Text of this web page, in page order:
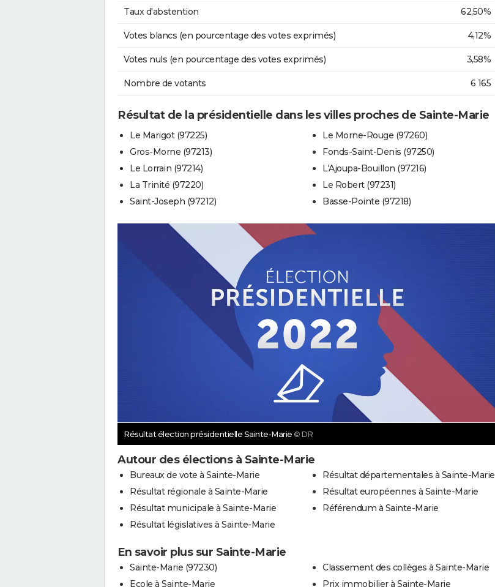
Taux d'abstention 62,50%
Votes blancs (en pourcentage des votes exprimés) 4,12%
Votes nuls (en pourcentage des votes exprimés) 3,58%
Nombre de votants 6 165
Résultat de la présidentielle dans les villes proches de Sainte-Marie
Le Marigot (97225)
Gros-Morne (97213)
Le Lorrain (97214)
La Trinité (97220)
Saint-Joseph (97212)
Le Morne-Rouge (97260)
Fonds-Saint-Denis (97250)
L'Ajoupa-Bouillon (97216)
Le Robert (97231)
Basse-Pointe (97218)
Résultat élection présidentielle Sainte-Marie © DR
Autour des élections à Sainte-Marie
Bureaux de vote à Sainte-Marie
Résultat régionale à Sainte-Marie
Résultat municipale à Sainte-Marie
Résultat législatives à Sainte-Marie
Résultat départementales à Sainte-Marie
Résultat européennes à Sainte-Marie
Référendum à Sainte-Marie
En savoir plus sur Sainte-Marie
Sainte-Marie (97230)
Ecole à Sainte-Marie
Classement des collèges à Sainte-Marie
Prix immobilier à Sainte-Marie